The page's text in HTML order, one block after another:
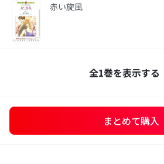
赤い旋風
全1巻を表示する
まとめて購入